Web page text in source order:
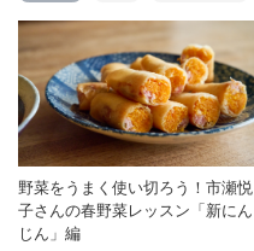
野菜をうまく使い切ろう！市瀬悦
子さんの春野菜レッスン「新にん
じん」編